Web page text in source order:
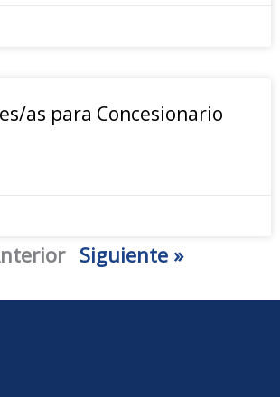
as para Concesionario
Siguiente »